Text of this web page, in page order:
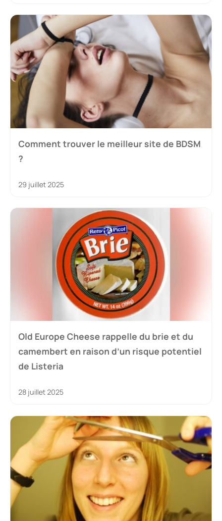
Comment trouver le meilleur site de BDSM
?
29 juillet 2025
Old Europe Cheese rappelle du brie et du
camembert en raison d’un risque potentiel
de Listeria
28 juillet 2025